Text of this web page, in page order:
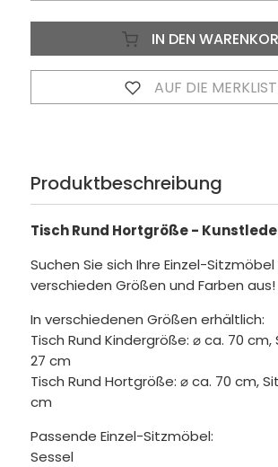
IN DEN
AUF DIE
Produktbeschreibung
Tisch Rund Hortgröße -
Suchen Sie sich Ihre Einzel-Sitzmöbel
verschieden Größen und Farben aus!
In verschiedenen Größen erhältlich:
Tisch Rund Kindergröße: ⌀ ca. 70 cm,
27 cm
Tisch Rund Hortgröße: ⌀ ca. 70 cm,
cm
Passende Einzel-Sitzmöbel:
Sessel